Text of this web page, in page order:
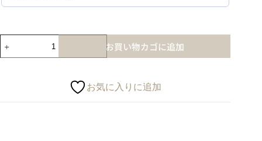
お買い物カゴに追加
お気に入りに追加